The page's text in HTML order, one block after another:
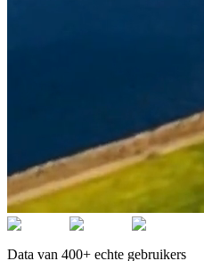
Data van 400+ echte gebruikers